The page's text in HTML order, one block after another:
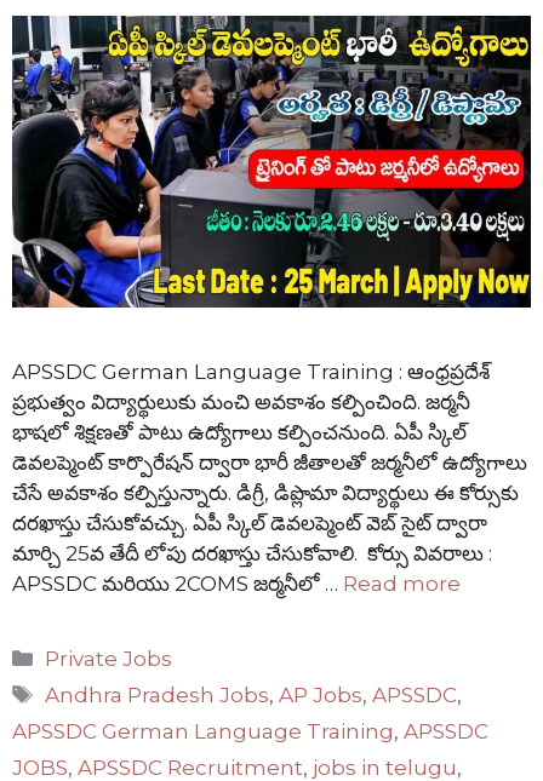
APSSDC German Language Training : ఆంధ్రప్రదేశ్
ప్రభుత్వం విద్యార్థులుకు మంచి అవకాశం కల్పించింది. జర్మనీ
భాషలో శిక్షణతో పాటు ఉద్యోగాలు కల్పించనుంది. ఏపీ స్కిల్
డెవలప్మెంట్ కార్పొరేషన్ ద్వారా భారీ జీతాలతో జర్మనీలో ఉద్యోగాలు
చేసే అవకాశం కల్పిస్తున్నారు. డిగ్రీ, డిప్లొమా విద్యార్థులు ఈ కోర్సుకు
దరఖాస్తు చేసుకోవచ్చు. ఏపీ స్కిల్ డెవలప్మెంట్ వెబ్ సైట్ ద్వారా
మార్చి 25వ తేదీ లోపు దరఖాస్తు చేసుకోవాలి. కోర్సు వివరాలు :
APSSDC మరియు 2COMS జర్మనీలో … Read more
Categories
Private Jobs
Tags
Andhra Pradesh Jobs,AP Jobs,APSSDC,
APSSDC German Language Training, APSSDC
JOBS, APSSDC Recruitment, jobs in telugu,